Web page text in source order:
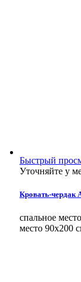
Быстрый
Уточняйте у
Кровать-чердак
спальное
место 90х200